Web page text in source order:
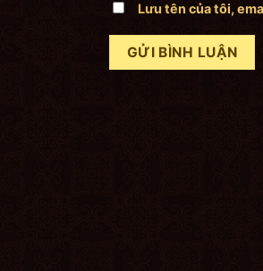
Lưu tên của tôi,